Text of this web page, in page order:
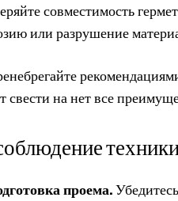
совместимость
или разрушение
свести на нет все
проема.